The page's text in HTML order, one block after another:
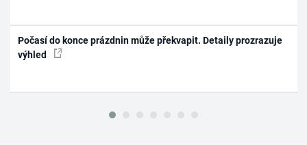
Počasí do konce prázdnin může překvapit. Detaily prozrazuje
výhled